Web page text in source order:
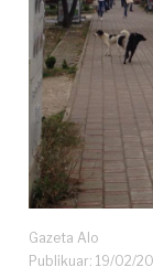
Gazeta Alo
Publikuar: 19/02/